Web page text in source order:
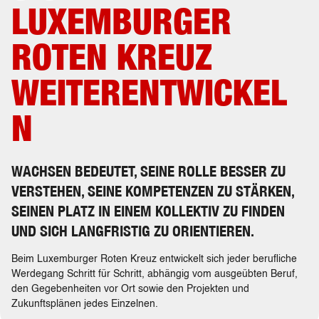
LUXEMBURGER
ROTEN KREUZ
WEITERENTWICKEL
N
WACHSEN BEDEUTET, SEINE ROLLE BESSER ZU
VERSTEHEN, SEINE KOMPETENZEN ZU STÄRKEN,
SEINEN PLATZ IN EINEM KOLLEKTIV ZU FINDEN
UND SICH LANGFRISTIG ZU ORIENTIEREN.
Beim Luxemburger Roten Kreuz entwickelt sich jeder berufliche
Werdegang Schritt für Schritt, abhängig vom ausgeübten Beruf,
den Gegebenheiten vor Ort sowie den Projekten und
Zukunftsplänen jedes Einzelnen.